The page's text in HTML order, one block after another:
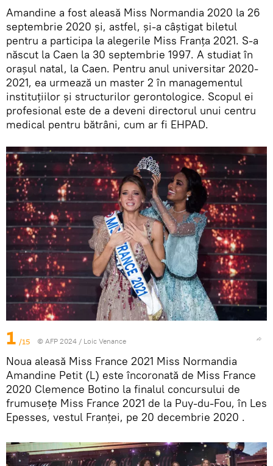
Amandine a fost aleasă Miss Normandia 2020 la 26
septembrie 2020 și, astfel, și-a câștigat biletul
pentru a participa la alegerile Miss Franța 2021. S-a
născut la Caen la 30 septembrie 1997. A studiat în
orașul natal, la Caen. Pentru anul universitar 2020-
2021, ea urmează un master 2 în managementul
instituțiilor și structurilor gerontologice. Scopul ei
profesional este de a deveni directorul unui centru
medical pentru bătrâni, cum ar fi EHPAD.
1 /15 © AFP 2024 / Loic Venance
Noua aleasă Miss France 2021 Miss Normandia
Amandine Petit (L) este încoronată de Miss France
2020 Clemence Botino la finalul concursului de
frumusețe Miss France 2021 de la Puy-du-Fou, în Les
Epesses, vestul Franței, pe 20 decembrie 2020 .